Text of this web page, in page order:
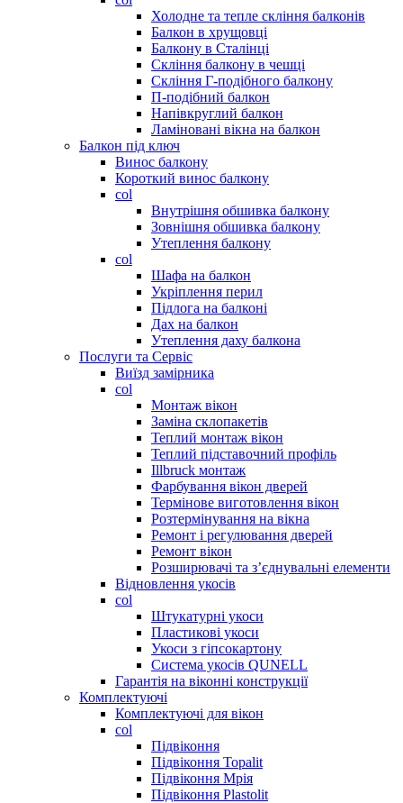
Холодне та тепле скління балконів
Балкон в хрущовці
Балкону в Сталінці
Скління балкону в чешці
Скління Г-подібного балкону
П-подібний балкон
Напівкруглий балкон
Ламіновані вікна на балкон
Балкон під ключ
Винос балкону
Короткий винос балкону
col
Внутрішня обшивка балкону
Зовнішня обшивка балкону
Утеплення балкону
col
Шафа на балкон
Укріплення перил
Підлога на балконі
Дах на балкон
Утеплення даху балкона
Послуги та Сервіс
Виїзд замірника
col
Монтаж вікон
Заміна склопакетів
Теплий монтаж вікон
Теплий підставочний профіль
Illbruck монтаж
Фарбування вікон дверей
Термінове виготовлення вікон
Розтермінування на вікна
Ремонт і регулювання дверей
Ремонт вікон
Розширювачі та з’єднувальні елементи
Відновлення укосів
col
Штукатурні укоси
Пластикові укоси
Укоси з гіпсокартону
Система укосів QUNELL
Гарантія на віконні конструкції
Комплектуючі
Комплектуючі для вікон
col
Підвіконня
Підвіконня Topalit
Підвіконня Мрія
Підвіконня Plastolit